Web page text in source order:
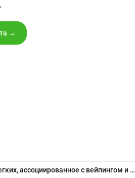
→
Повреждение легких, ассоциированное с вейпингом и электронными сигаретами: очевидное - невероятное